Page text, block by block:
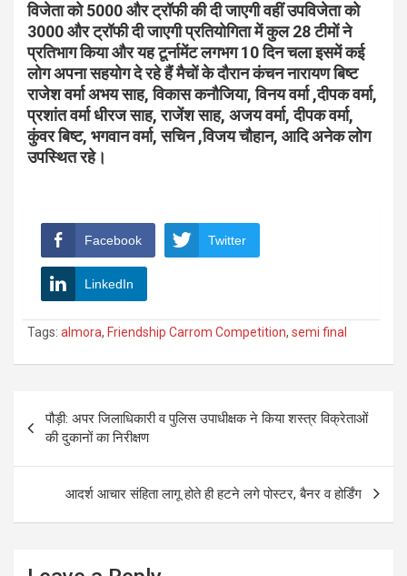
विजेता को 5000 और ट्रॉफी की दी जाएगी वहीं उपविजेता को
3000 और ट्रॉफी दी जाएगी प्रतियोगिता में कुल 28 टीमों ने
प्रतिभाग किया और यह टूर्नामेंट लगभग 10 दिन चला इसमें कई
लोग अपना सहयोग दे रहे हैं मैचों के दौरान कंचन नारायण बिष्ट
राजेश वर्मा अभय साह, विकास कनौजिया, विनय वर्मा ,दीपक वर्मा,
प्रशांत वर्मा धीरज साह, राजेंश साह, अजय वर्मा, दीपक वर्मा,
कुंवर बिष्ट, भगवान वर्मा, सचिन ,विजय चौहान, आदि अनेक लोग
उपस्थित रहे।
Facebook Twitter
LinkedIn
Tags: almora, Friendship Carrom Competition, semi final
Post
navigation
पौड़ी: अपर जिलाधिकारी व पुलिस उपाधीक्षक ने किया शस्त्र विक्रेताओं
की दुकानों का निरीक्षण
आदर्श आचार संहिता लागू होते ही हटने लगे पोस्टर, बैनर व होर्डिंग